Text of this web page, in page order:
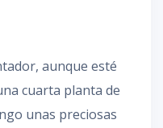
aunque esté
cuarta planta de
unas preciosas